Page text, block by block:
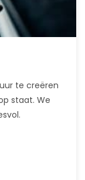
te creëren
staat. We